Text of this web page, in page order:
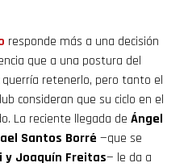
responde más a una decisión
que a una postura del
querría retenerlo, pero tanto el
consideran que su ciclo en el
La reciente llegada de Ángel
Santos Borré —que se
y Joaquín Freitas— le da a